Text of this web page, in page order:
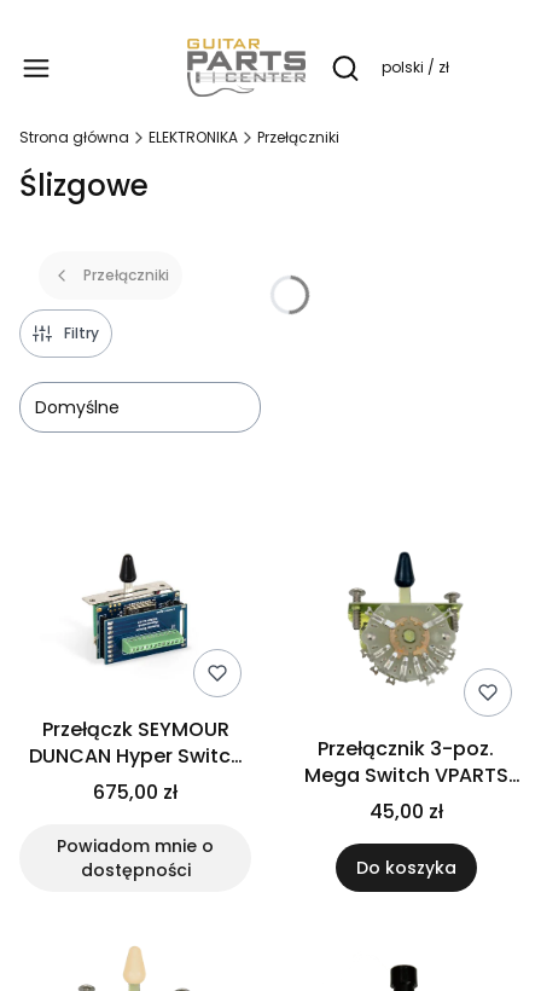
Otwórz wyszukiwarkę
polski / zł
Strona główna ELEKTRONIKA Przełączniki
Ślizgowe
Przełączniki
Filtry
Domyślne
Przełączk SEYMOUR
DUNCAN Hyper Switch
Bluetooth
675,00 zł
Powiadom mnie o
dostępności
Przełącznik 3-poz.
Mega Switch VPARTS
SW-230 (BK)
45,00 zł
Do koszyka